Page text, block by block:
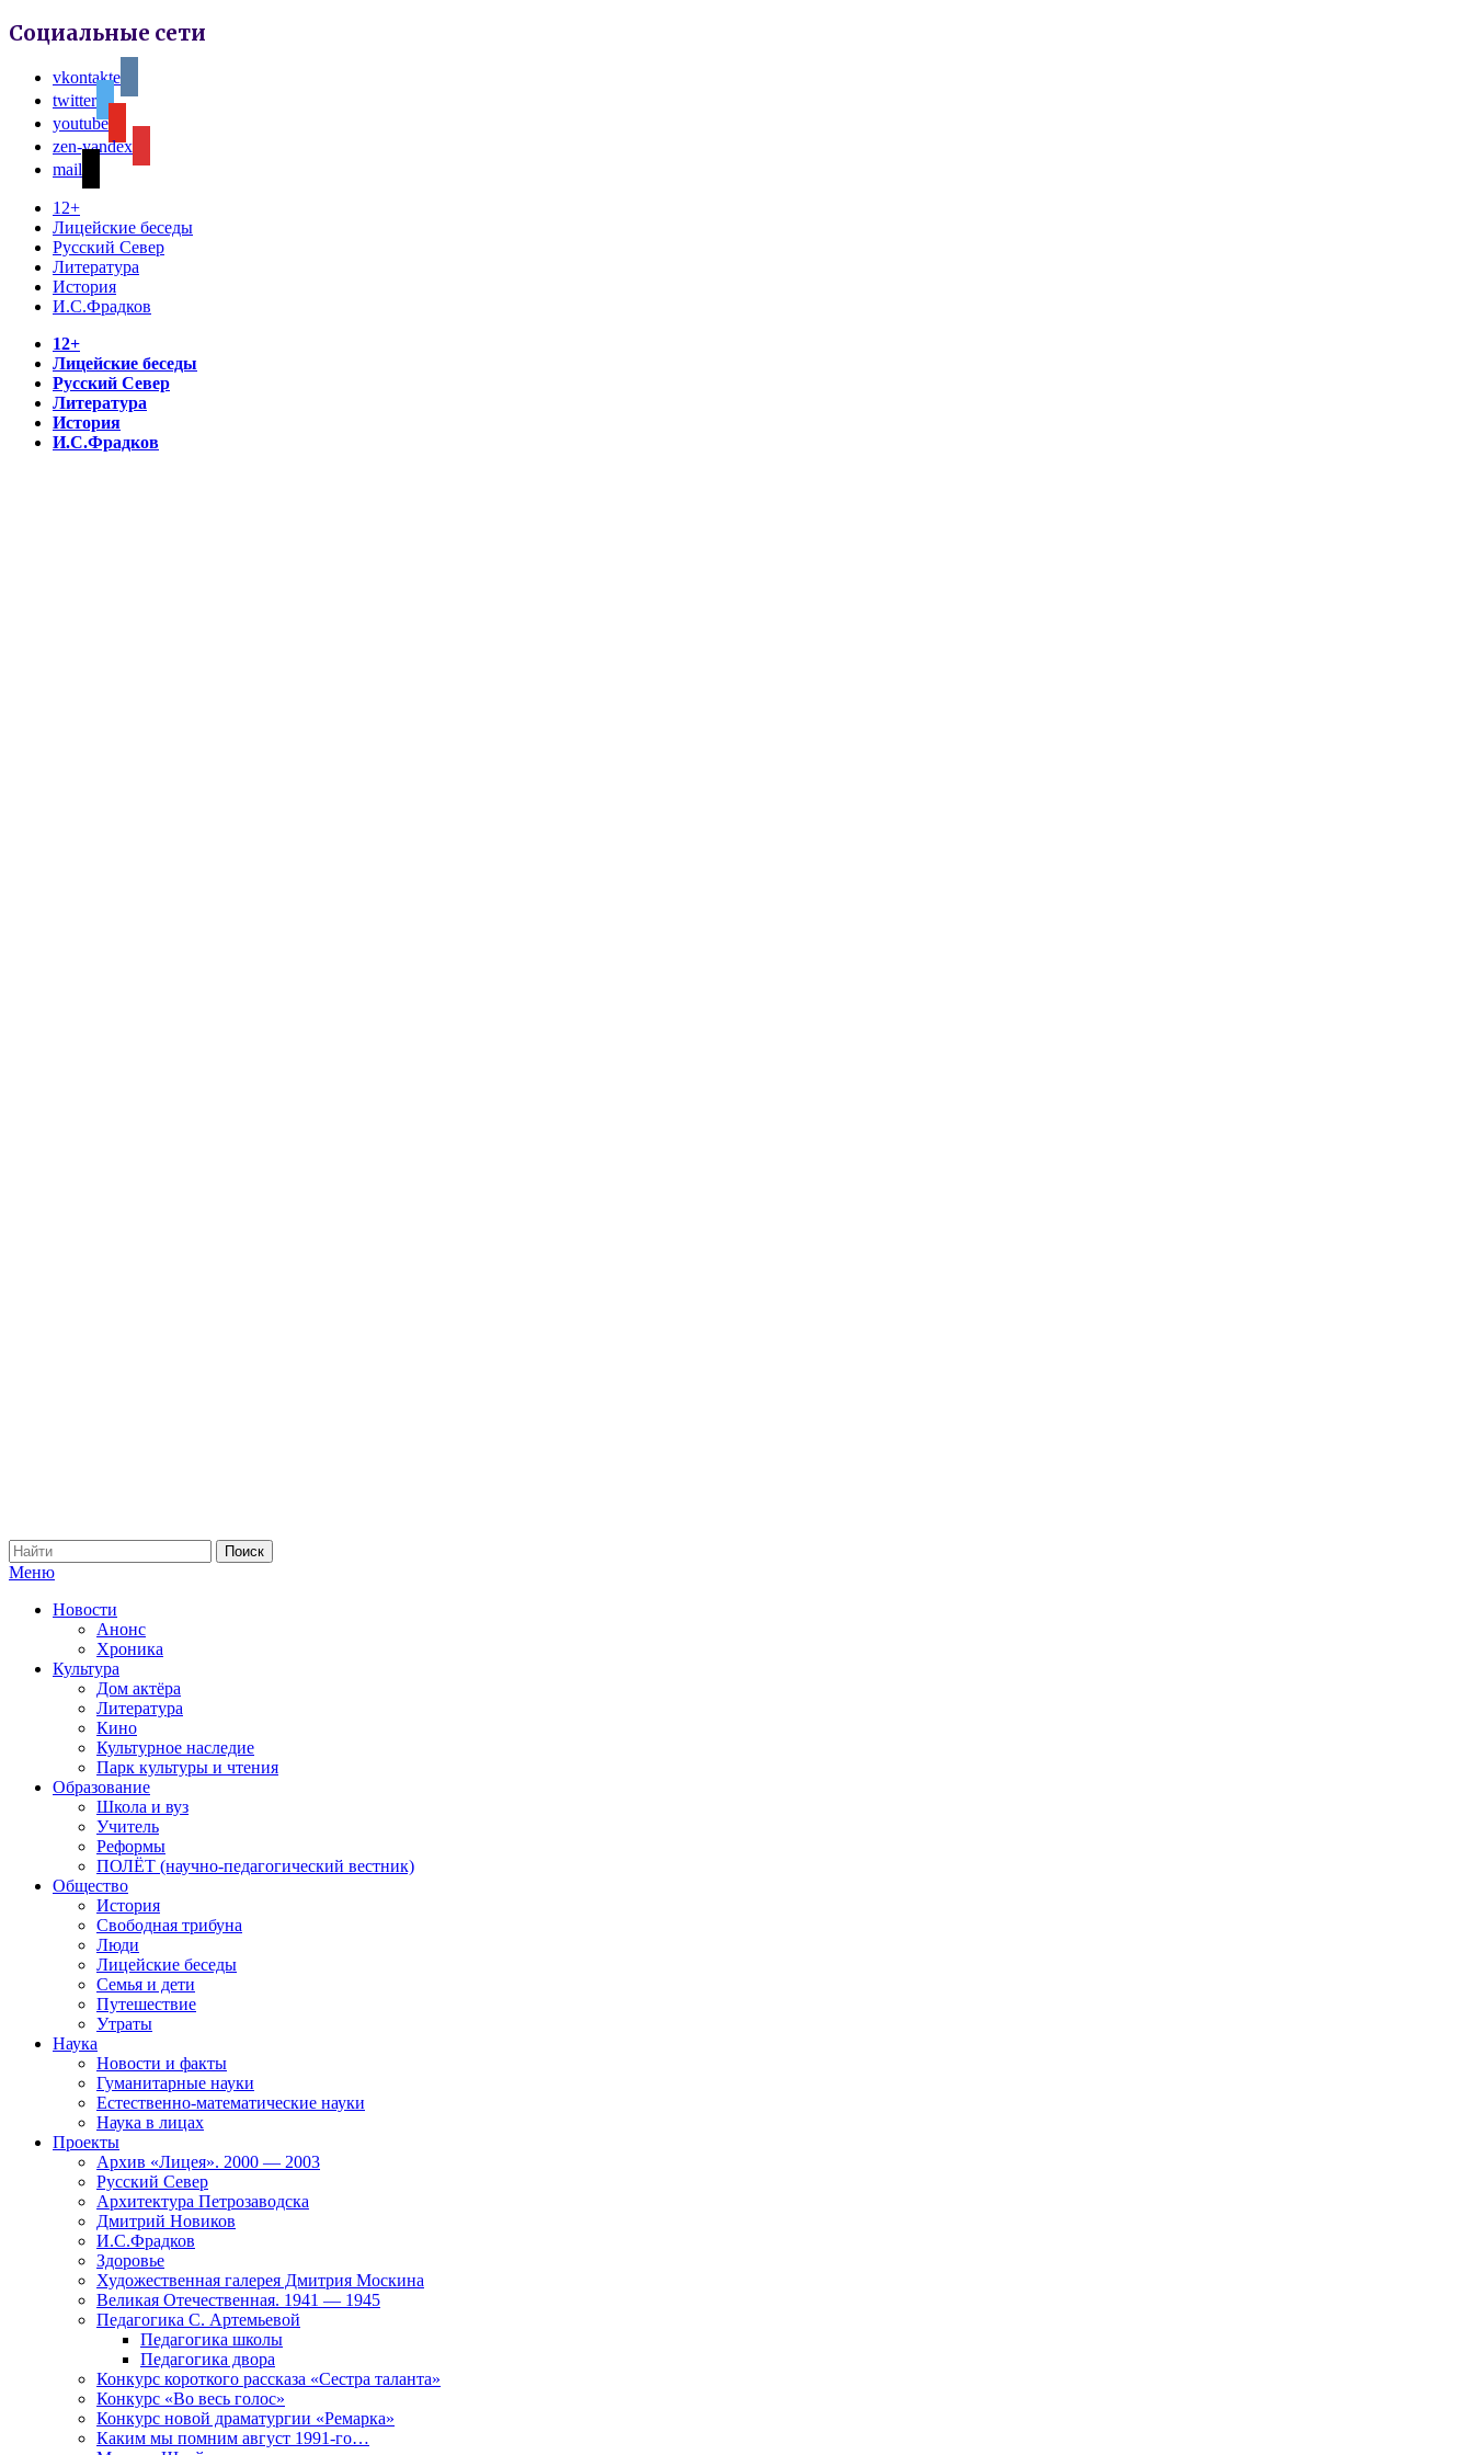
Социальные сети
vkontakte
twitter
youtube
zen-yandex
mail
12+
Лицейские беседы
Русский Север
Литература
История
И.С.Фрадков
12+
Лицейские беседы
Русский Север
Литература
История
И.С.Фрадков
Меню
Новости
Анонс
Хроника
Культура
Дом актёра
Литература
Кино
Культурное наследие
Парк культуры и чтения
Образование
Школа и вуз
Учитель
Реформы
ПОЛЁТ (научно-педагогический вестник)
Общество
История
Свободная трибуна
Люди
Лицейские беседы
Семья и дети
Путешествие
Утраты
Наука
Новости и факты
Гуманитарные науки
Естественно-математические науки
Наука в лицах
Проекты
Архив «Лицея». 2000 — 2003
Русский Север
Архитектура Петрозаводска
Дмитрий Новиков
И.С.Фрадков
Здоровье
Художественная галерея Дмитрия Москина
Великая Отечественная. 1941 — 1945
Педагогика С. Артемьевой
Педагогика школы
Педагогика двора
Конкурс короткого рассказа «Сестра таланта»
Конкурс «Во весь голос»
Конкурс новой драматургии «Ремарка»
Каким мы помним август 1991-го…